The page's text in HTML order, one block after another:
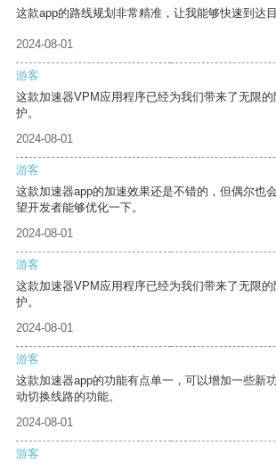
这款app的路线规划非常精准，让我能够快速到达目
2024-08-01
游客
这款加速器VPM应用程序已经为我们带来了无限
护。
2024-08-01
游客
这款加速器app的加速效果还是不错的，但偶尔也
望开发者能够优化一下。
2024-08-01
游客
这款加速器VPM应用程序已经为我们带来了无限
护。
2024-08-01
游客
这款加速器app的功能有点单一，可以增加一些新
动切换线路的功能。
2024-08-01
游客